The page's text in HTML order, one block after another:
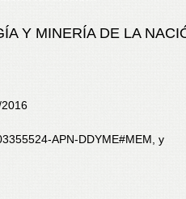
Y MINERÍA DE LA
APN-DDYME#MEM, y